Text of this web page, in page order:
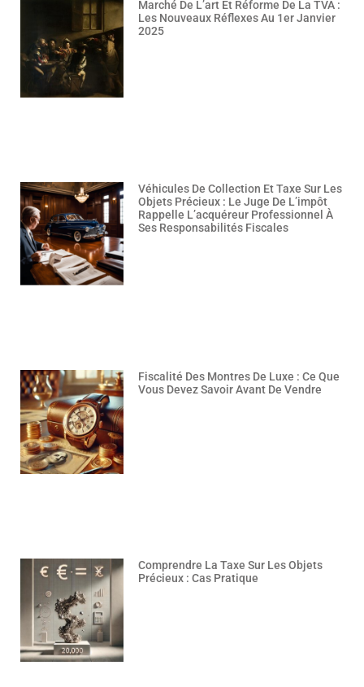
Marché De L’art Et Réforme De La TVA :
Les Nouveaux Réflexes Au 1er Janvier
2025
Véhicules De Collection Et Taxe Sur Les
Objets Précieux : Le Juge De L’impôt
Rappelle L’acquéreur Professionnel À
Ses Responsabilités Fiscales
Fiscalité Des Montres De Luxe : Ce Que
Vous Devez Savoir Avant De Vendre
Comprendre La Taxe Sur Les Objets
Précieux : Cas Pratique